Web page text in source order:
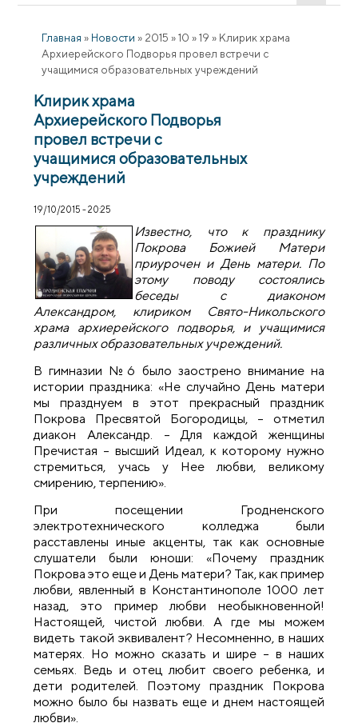
Главная » Новости » 2015 » 10 » 19 » Клирик храма
Архиерейского Подворья провел встречи с
учащимися образовательных учреждений
Клирик храма
Архиерейского Подворья
провел встречи с
учащимися образовательных
учреждений
19/10/2015 - 20:25
Известно, что к празднику
Покрова Божией Матери
приурочен и День матери. По
этому поводу состоялись
беседы с диаконом
Александром, клириком Свято-Никольского
храма архиерейского подворья, и учащимися
различных образовательных учреждений.
В гимназии №6 было заострено внимание на
истории праздника: «Не случайно День матери
мы празднуем в этот прекрасный праздник
Покрова Пресвятой Богородицы, – отметил
диакон Александр. – Для каждой женщины
Пречистая – высший Идеал, к которому нужно
стремиться, учась у Нее любви, великому
смирению, терпению».
При посещении Гродненского
электротехнического колледжа были
расставлены иные акценты, так как основные
слушатели были юноши: «Почему праздник
Покрова это еще и День матери? Так, как пример
любви, явленный в Константинополе 1000 лет
назад, это пример любви необыкновенной!
Настоящей, чистой любви. А где мы можем
видеть такой эквивалент? Несомненно, в наших
матерях. Но можно сказать и шире – в наших
семьях. Ведь и отец любит своего ребенка, и
дети родителей. Поэтому праздник Покрова
можно было бы назвать еще и днем настоящей
любви».